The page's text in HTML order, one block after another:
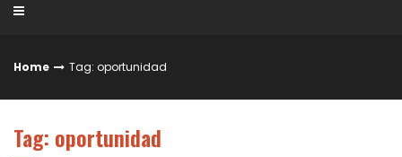
Home Tag: oportunidad
Tag: oportunidad